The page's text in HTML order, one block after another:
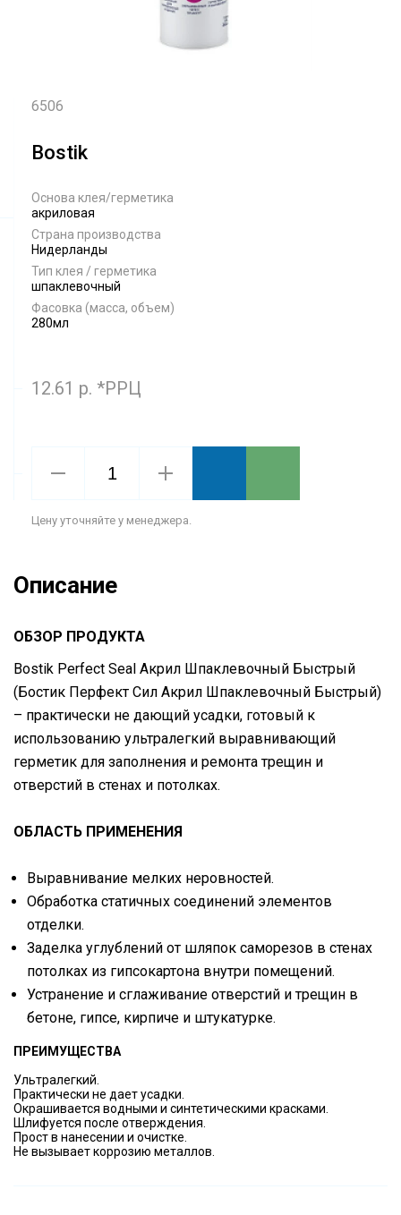
6506
Bostik
Основа клея/герметика
акриловая
Страна производства
Нидерланды
Тип клея / герметика
шпаклевочный
Фасовка (масса, объем)
280мл
12.61 р. *РРЦ
Цену уточняйте у менеджера.
Описание
ОБЗОР ПРОДУКТА
Bostik Perfect Seal Акрил Шпаклевочный Быстрый
(Бостик Перфект Сил Акрил Шпаклевочный Быстрый)
– практически не дающий усадки, готовый к
использованию ультралегкий выравнивающий
герметик для заполнения и ремонта трещин и
отверстий в стенах и потолках.
ОБЛАСТЬ ПРИМЕНЕНИЯ
Выравнивание мелких неровностей.
Обработка статичных соединений элементов
отделки.
Заделка углублений от шляпок саморезов в стенах
потолках из гипсокартона внутри помещений.
Устранение и сглаживание отверстий и трещин в
бетоне, гипсе, кирпиче и штукатурке.
ПРЕИМУЩЕСТВА
Ультралегкий.
Практически не дает усадки.
Окрашивается водными и синтетическими красками.
Шлифуется после отверждения.
Прост в нанесении и очистке.
Не вызывает коррозию металлов.